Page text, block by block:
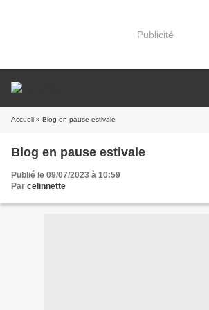
Publicité
Accueil » Blog en pause estivale
Blog en pause estivale
Publié le 09/07/2023 à 10:59
Par celinnette